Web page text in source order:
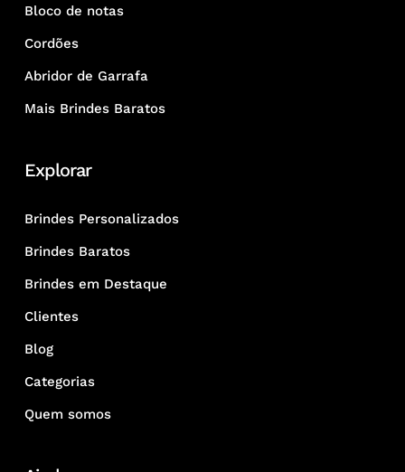
Bloco de notas
Cordões
Abridor de Garrafa
Mais Brindes Baratos
Explorar
Brindes Personalizados
Brindes Baratos
Brindes em Destaque
Clientes
Blog
Categorias
Quem somos